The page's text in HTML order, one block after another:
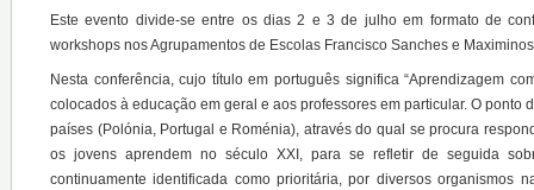
Este evento divide-se entre os dias 2 e 3 de julho em formato de
workshops nos Agrupamentos de Escolas Francisco Sanches e
Nesta conferência, cujo título em português significa “Aprendizagem
colocados à educação em geral e aos professores em particular. O ponto
países (Polónia, Portugal e Roménia), através do qual se procura
os jovens aprendem no século XXI, para se refletir de seguida
continuamente identificada como prioritária, por diversos organismos